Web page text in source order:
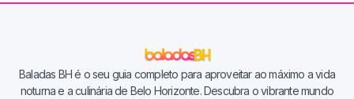
Baladas BH é o seu guia completo para aproveitar ao máximo a vida
noturna e a culinária de Belo Horizonte. Descubra o vibrante mundo